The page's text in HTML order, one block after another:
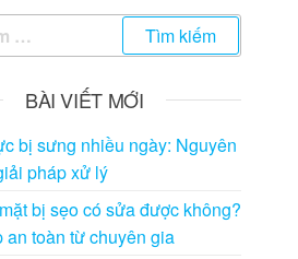
BÀI VIẾT MỚI
bị sưng nhiều ngày: Nguyên
pháp xử lý
bị sẹo có sửa được không?
an toàn từ chuyên gia